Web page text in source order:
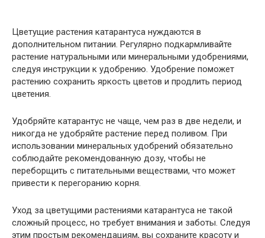
Цветущие растения катарантуса нуждаются в
дополнительном питании. Регулярно подкармливайте
растение натуральными или минеральными удобрениями,
следуя инструкции к удобрению. Удобрение поможет
растению сохранить яркость цветов и продлить период
цветения.
Удобряйте катарантус не чаще, чем раз в две недели, и
никогда не удобряйте растение перед поливом. При
использовании минеральных удобрений обязательно
соблюдайте рекомендованную дозу, чтобы не
переборщить с питательными веществами, что может
привести к перегоранию корня.
Уход за цветущими растениями катарантуса не такой
сложный процесс, но требует внимания и заботы. Следуя
этим простым рекомендациям, вы сохраните красоту и